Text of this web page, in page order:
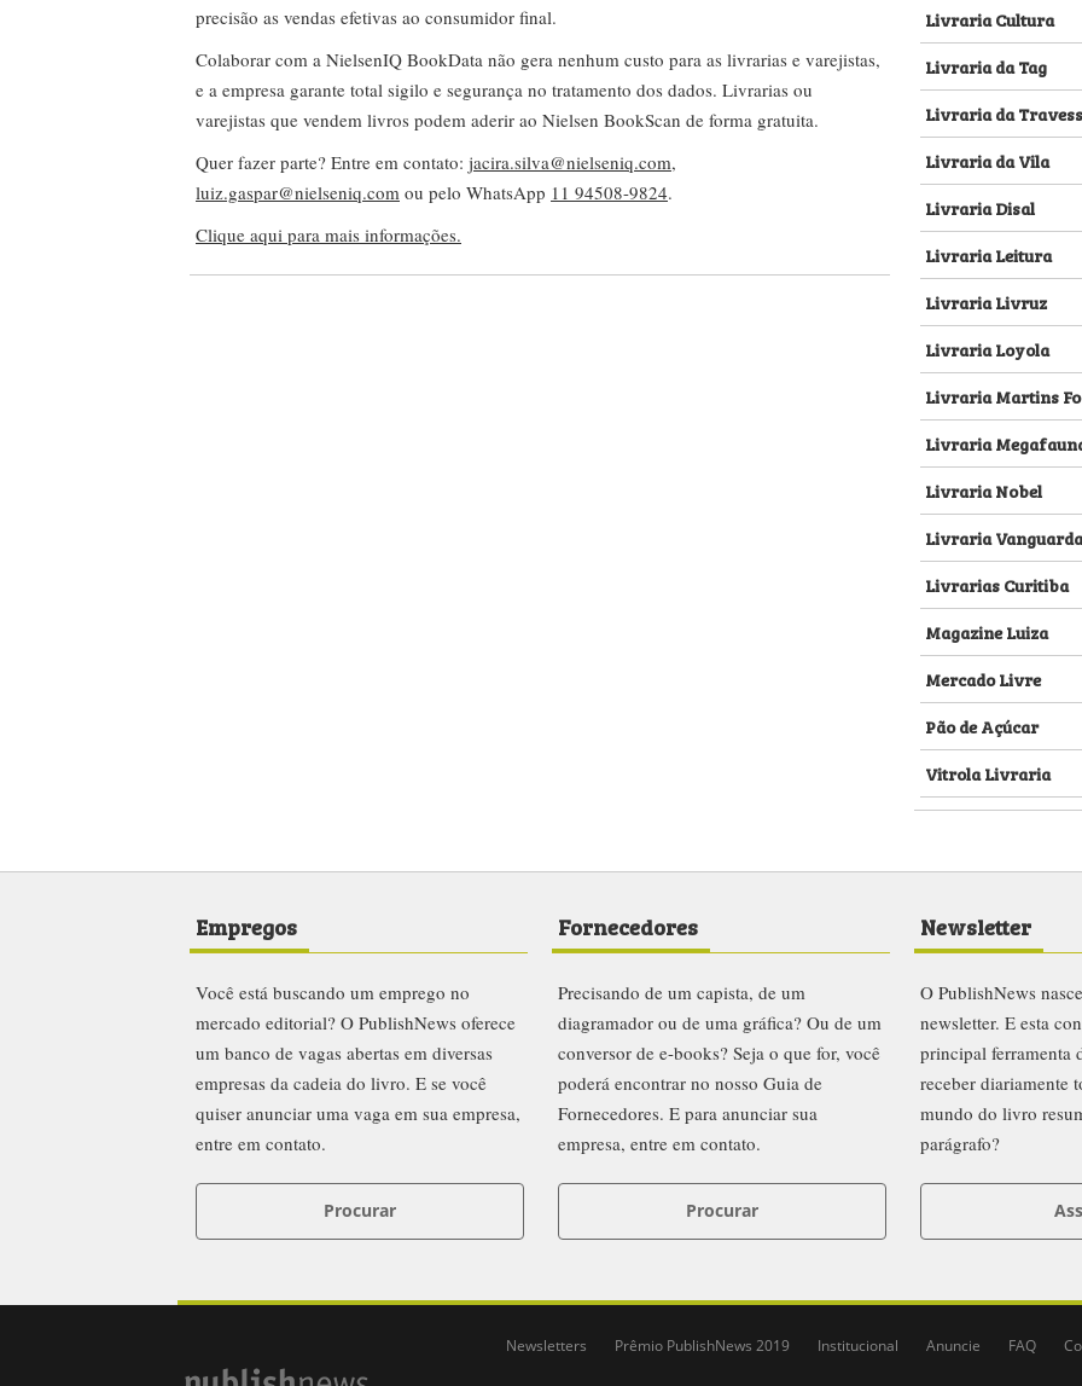
precisão as vendas efetivas ao consumidor final.
Colaborar com a NielsenIQ BookData não gera nenhum custo para as livrarias e varejistas,
e a empresa garante total sigilo e segurança no tratamento dos dados. Livrarias ou
varejistas que vendem livros podem aderir ao Nielsen BookScan de forma gratuita.
Quer fazer parte? Entre em contato: jacira.silva@nielseniq.com,
luiz.gaspar@nielseniq.com ou pelo WhatsApp 11 94508-9824.
Clique aqui para mais informações.
Livraria Cultura
Livraria da Tag
Livraria da
Livraria da Vila
Livraria Disal
Livraria Leitura
Livraria Livruz
Livraria Loyola
Livraria Martins
Livraria
Livraria Nobel
Livraria Vanguarda
Livrarias Curitiba
Magazine Luiza
Mercado Livre
Pão de Açúcar
Vitrola Livraria
Empregos
Você está buscando um emprego no
mercado editorial? O PublishNews oferece
um banco de vagas abertas em diversas
empresas da cadeia do livro. E se você
quiser anunciar uma vaga em sua empresa,
entre em contato.
Procurar
Fornecedores
Precisando de um capista, de um
diagramador ou de uma gráfica? Ou de um
conversor de e-books? Seja o que for, você
poderá encontrar no nosso Guia de
Fornecedores. E para anunciar sua
empresa, entre em contato.
Procurar
Newsletter
O PublishNews
newsletter. E esta
principal ferramenta
receber diariamente
mundo do livro
parágrafo?
Newsletters Prêmio PublishNews 2019 Institucional Anuncie FAQ